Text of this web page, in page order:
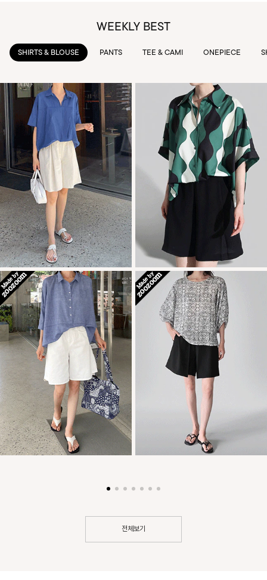
WEEKLY BEST
PANTS TEE & CAMI ONEPIECE SKIRTS OUTWEAR
전체보기